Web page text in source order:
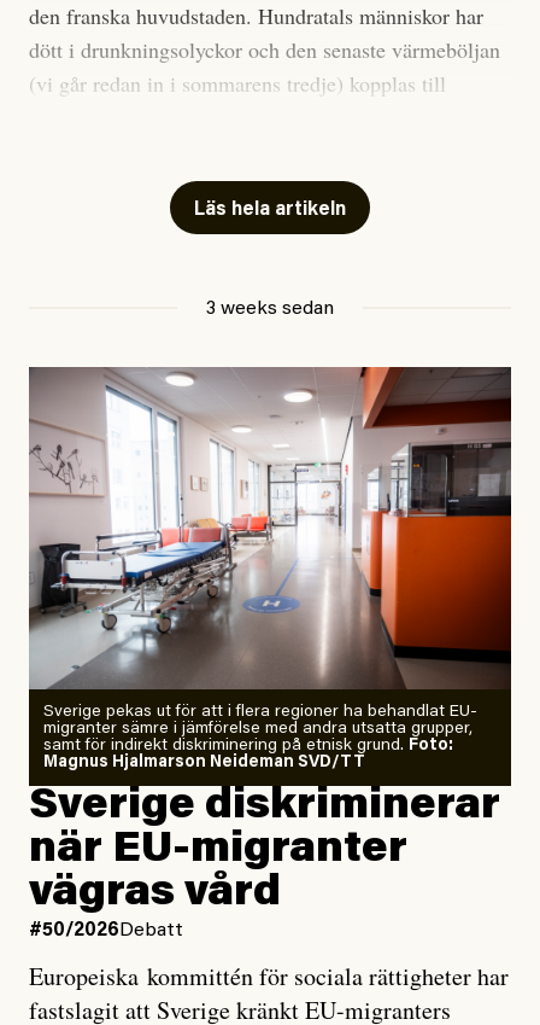
den franska huvudstaden. Hundratals människor har
dött i drunkningsolyckor och den senaste värmeböljan
(vi går redan in i sommarens tredje) kopplas till
Har du också panik i hettan? Känns det som en
mardröm? Bra, allt annat vore fullständigt orimligt.
att han brukar vara ganska återhållsam när han
september 2023, när de globala temperaturerna för
månaden visade sig vara hela 0,5 °C varmare än någon
tidigare septembermånad – har han blivit chockad.
”Fram till i dag”, skriver han.
Årets El Niño kan bli den
starkaste som uppmätts
Zeke Hausfather är chockad igen efter att ha
analyserat hur de olika klimatmodellerna bedömer
läget för hur den begynnande El Niño-händelsen ska
utveckla sig. El Niño är ett återkommande
väderfenomen som uppstår när havsvattnet i delar av
Stilla havet blir ovanligt varmt. Det påverkar vädret
över stora delar av världen och under
forskare allt oftare varnat för att den här El Niñon
Läs hela artikeln
3 weeks sedan
Sverige pekas ut för att i flera regioner ha behandlat EU-
migranter sämre i jämförelse med andra utsatta grupper,
samt för indirekt diskriminering på etnisk grund. Foto:
Magnus Hjalmarson Neideman SVD/TT
Sverige diskriminerar
när EU-migranter
vägras vård
#50/2026 Debatt
Europeiska kommittén för sociala rättigheter har
fastslagit att Sverige kränkt EU-migranters